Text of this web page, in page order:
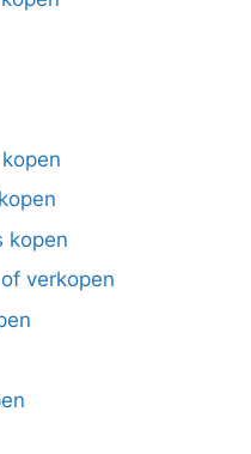
kopen
verkopen